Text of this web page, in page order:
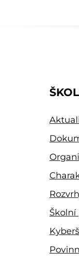
Školní